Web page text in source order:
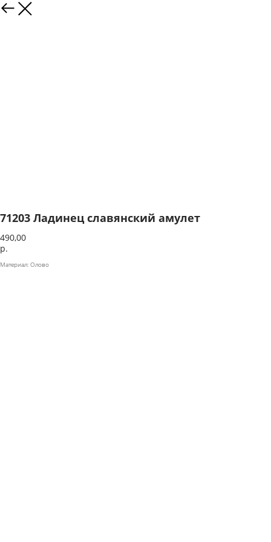
71203 Ладинец славянский амулет
490,00
р.
Материал: Олово